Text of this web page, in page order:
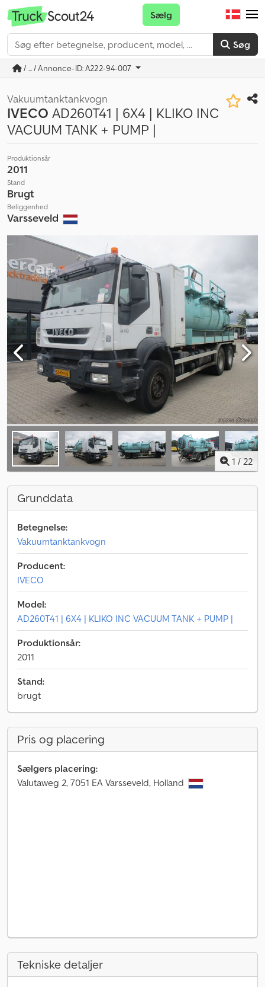
Søg
Sælg
/ ... / Annonce-ID: A222-94-007
Vakuumtanktankvogn
IVECO AD260T41 | 6X4 | KLIKO INC
VACUUM TANK + PUMP |
Produktionsår
2011
Stand
Brugt
Beliggenhed
Varsseveld
1 / 22
Grunddata
Betegnelse:
Vakuumtanktankvogn
Producent:
IVECO
Model:
AD260T41 | 6X4 | KLIKO INC VACUUM TANK + PUMP |
Produktionsår:
2011
Stand:
brugt
Pris og placering
Sælgers placering:
Valutaweg 2, 7051 EA Varsseveld, Holland
Tekniske detaljer